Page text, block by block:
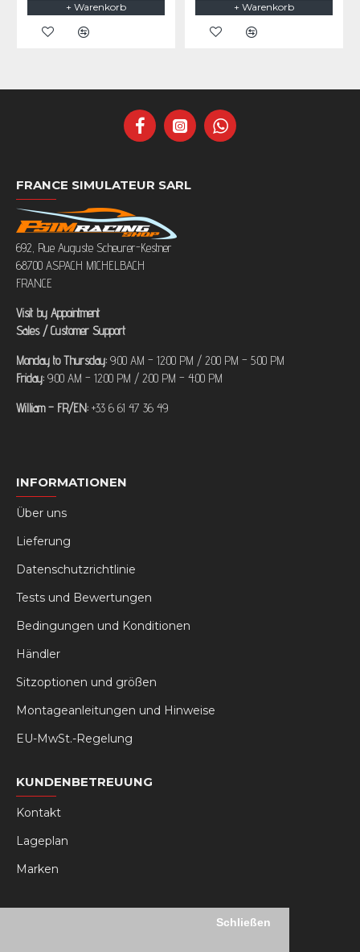
Schließen
+ Warenkorb + Warenkorb
FRANCE SIMULATEUR SARL
692, Rue Auguste Scheurer-Kestner
68700 ASPACH MICHELBACH
FRANCE
Visit by Appointment
Sales / Customer Support
Monday to Thursday: 9:00 AM – 12:00 PM / 2:00 PM – 5:00 PM
Friday: 9:00 AM – 12:00 PM / 2:00 PM – 4:00 PM
William – FR/EN: +33 6 61 47 36 49
INFORMATIONEN
Über uns
Lieferung
Datenschutzrichtlinie
Tests und Bewertungen
Bedingungen und Konditionen
Händler
Sitzoptionen und größen
Montageanleitungen und Hinweise
EU-MwSt.-Regelung
KUNDENBETREUUNG
Kontakt
Lageplan
Marken
MY RSEAT